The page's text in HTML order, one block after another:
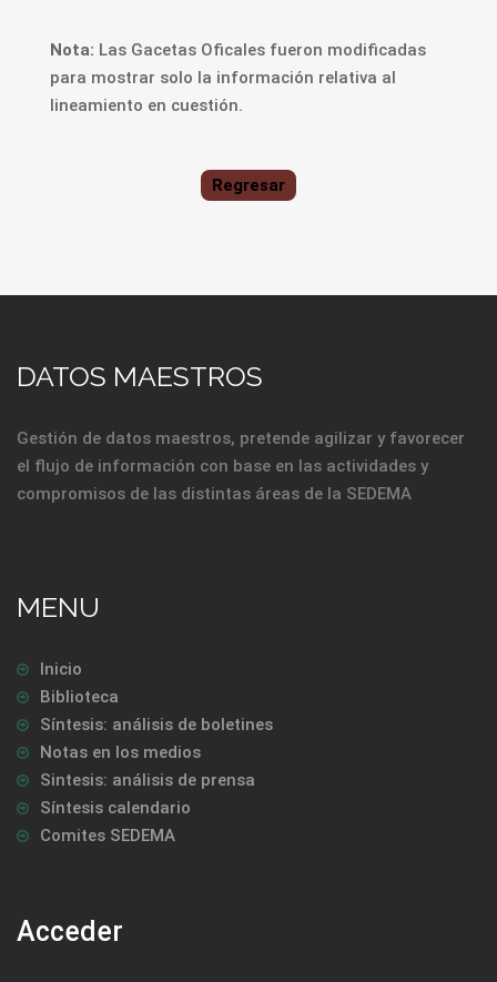
Nota: Las Gacetas Oficales fueron modificadas
para mostrar solo la información relativa al
lineamiento en cuestión.
Regresar
DATOS MAESTROS
Gestión de datos maestros, pretende agilizar y favorecer
el flujo de información con base en las actividades y
compromisos de las distintas áreas de la SEDEMA
MENU
Inicio
Biblioteca
Síntesis: análisis de boletines
Notas en los medios
Sintesis: análisis de prensa
Síntesis calendario
Comites SEDEMA
Acceder